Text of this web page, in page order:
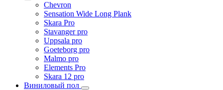
Chevron
Sensation Wide Long Plank
Skara Pro
Stavanger pro
Uppsala pro
Goeteborg pro
Malmo pro
Elements Pro
Skara 12 pro
Виниловый пол